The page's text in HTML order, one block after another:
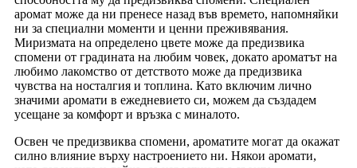
аромат може да ни пренесе назад във времето, напомняйки
ни за специални моменти и ценни преживявания.
Миризмата на определено цвете може да предизвика
спомени от градината на любим човек, докато ароматът на
любимо лакомство от детството може да предизвика
чувства на носталгия и топлина. Като включим лично
значими аромати в ежедневието си, можем да създадем
усещане за комфорт и връзка с миналото.
Освен че предизвиква спомени, ароматите могат да окажат
силно влияние върху настроението ни. Някои аромати,